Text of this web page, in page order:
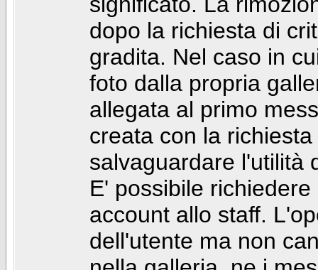
dopo la richiesta di
gradita. Nel caso in
foto dalla propria
allegata al primo
creata con la
salvaguardare l'utilità
E' possibile
account allo staff.
dell'utente ma non